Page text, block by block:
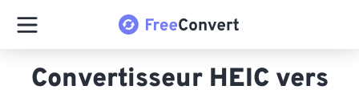
Convertisseur HEIC vers